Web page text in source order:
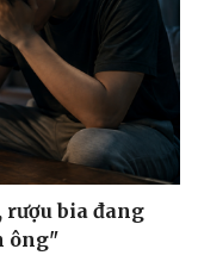
bia đang
ông"